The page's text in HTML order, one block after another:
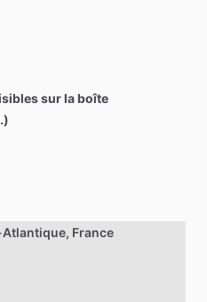
sur la boîte